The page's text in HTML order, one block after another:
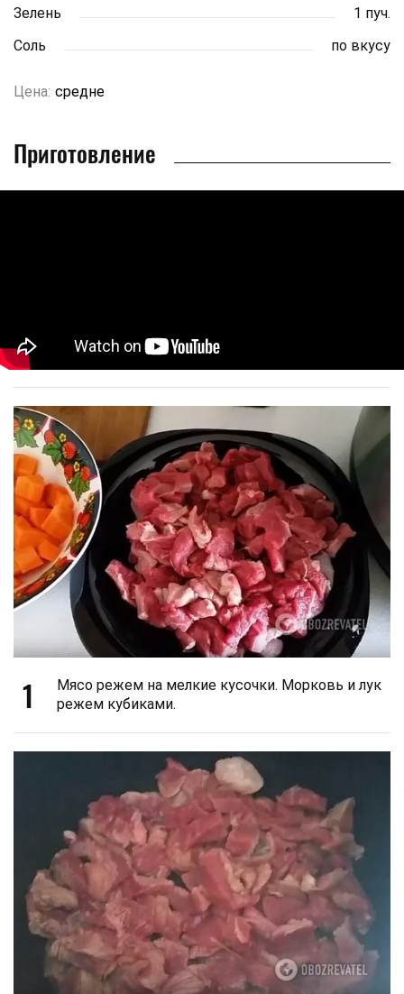
Зелень
1 пуч.
Соль
по вкусу
Цена: средне
Приготовление
1
Мясо режем на мелкие кусочки. Морковь и лук
режем кубиками.